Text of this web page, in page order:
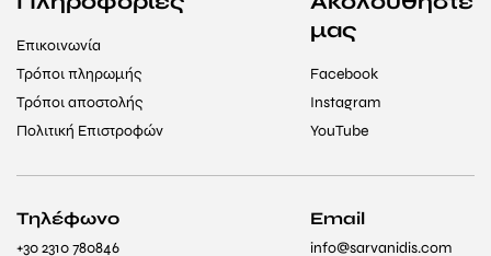
Επικοινωνία
Τρόποι πληρωμής
Τρόποι αποστολής
Πολιτική Επιστροφών
μας
Facebook
Instagram
YouTube
Τηλέφωνο
+30 2310 780846
Email
info@sarvanidis.com